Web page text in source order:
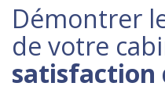
Démontrer
de votre
satisfaction